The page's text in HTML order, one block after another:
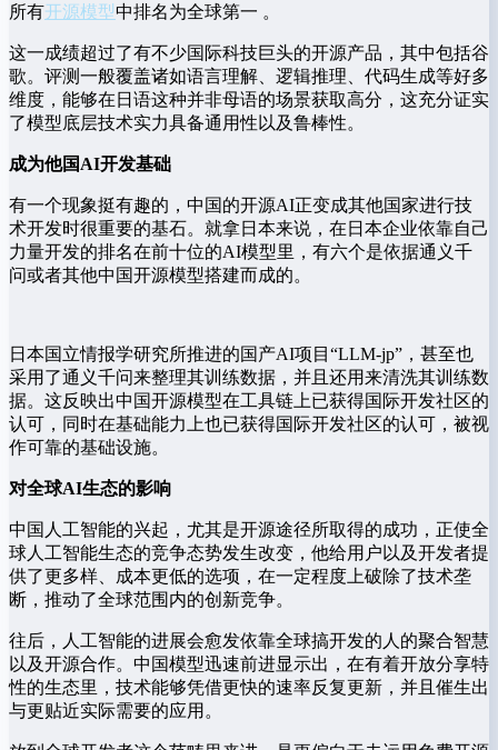
所有开源模型中排名为全球第一 。
这一成绩超过了有不少国际科技巨头的开源产品，其中包括谷
歌。评测一般覆盖诸如语言理解、逻辑推理、代码生成等好多
维度，能够在日语这种并非母语的场景获取高分，这充分证实
了模型底层技术实力具备通用性以及鲁棒性。
成为他国AI开发基础
有一个现象挺有趣的，中国的开源AI正变成其他国家进行技
术开发时很重要的基石。就拿日本来说，在日本企业依靠自己
力量开发的排名在前十位的AI模型里，有六个是依据通义千
问或者其他中国开源模型搭建而成的。
日本国立情报学研究所推进的国产AI项目“LLM-jp”，甚至也
采用了通义千问来整理其训练数据，并且还用来清洗其训练数
据。这反映出中国开源模型在工具链上已获得国际开发社区的
认可，同时在基础能力上也已获得国际开发社区的认可，被视
作可靠的基础设施。
对全球AI生态的影响
中国人工智能的兴起，尤其是开源途径所取得的成功，正使全
球人工智能生态的竞争态势发生改变，他给用户以及开发者提
供了更多样、成本更低的选项，在一定程度上破除了技术垄
断，推动了全球范围内的创新竞争。
往后，人工智能的进展会愈发依靠全球搞开发的人的聚合智慧
以及开源合作。中国模型迅速前进显示出，在有着开放分享特
性的生态里，技术能够凭借更快的速率反复更新，并且催生出
与更贴近实际需要的应用。